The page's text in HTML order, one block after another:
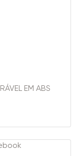
EM ABS